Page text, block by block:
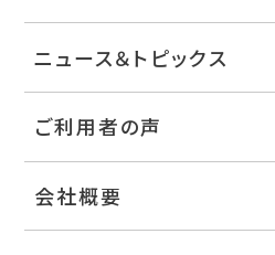
ニュース＆トピックス
ご利用者の声
会社概要